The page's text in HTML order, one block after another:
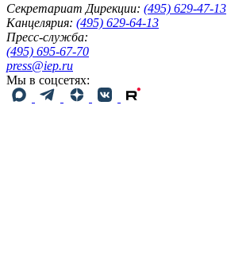
Секретариат Дирекции: (495) 629-47-13
Канцелярия: (495) 629-64-13
Пресс-служба:
(495) 695-67-70
press@iep.ru
Мы в соцсетях: